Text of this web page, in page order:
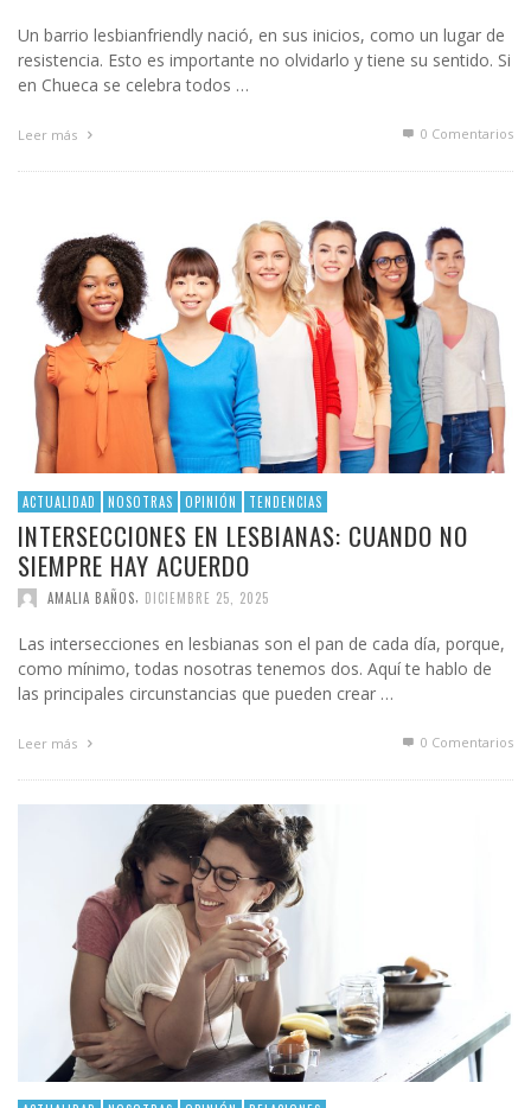
Un barrio lesbianfriendly nació, en sus inicios, como un lugar de
resistencia. Esto es importante no olvidarlo y tiene su sentido. Si
en Chueca se celebra todos …
Leer más 0 Comentarios
ACTUALIDAD NOSOTRAS OPINIÓN TENDENCIAS
INTERSECCIONES EN LESBIANAS: CUANDO NO
SIEMPRE HAY ACUERDO
AMALIA BAÑOS DICIEMBRE 25, 2025
Las intersecciones en lesbianas son el pan de cada día, porque,
como mínimo, todas nosotras tenemos dos. Aquí te hablo de
las principales circunstancias que pueden crear …
Leer más 0 Comentarios